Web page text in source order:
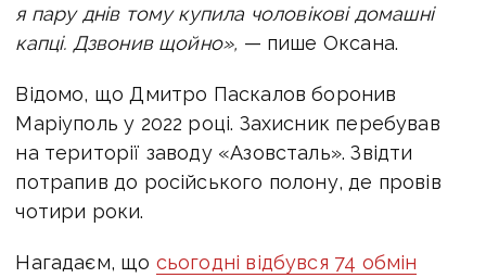
я пару днів тому купила чоловікові домашні
капці. Дзвонив щойно», — пише Оксана.
Відомо, що Дмитро Паскалов боронив
Маріуполь у 2022 році. Захисник перебував
на території заводу «Азовсталь». Звідти
потрапив до російського полону, де провів
чотири роки.
Нагадаєм, що сьогодні відбувся 74 обмін